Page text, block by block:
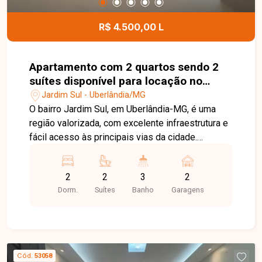
para morar com conforto e tranquilidade.
R$ 4.500,00 L
Apartamento com 2 quartos sendo 2
suítes disponível para locação no
bairro Jardim Sul em Uberlândia-MG
Jardim Sul - Uberlândia/MG
O bairro Jardim Sul, em Uberlândia-MG, é uma
região valorizada, com excelente infraestrutura e
fácil acesso às principais vias da cidade.
farmácias e diversos serviços, oferece
praticidade, conforto e qualidade de vida.
Apartamento disponível para locação com
lavabo, cozinha completa com armários e
2
Dorm.
2
Suítes
3
Banho
2
Garagens
Cód. 53058